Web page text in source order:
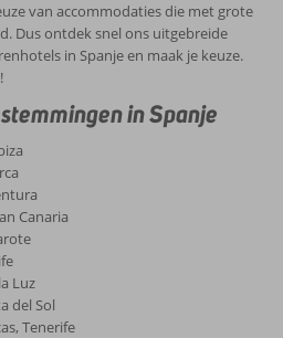
van accommodaties die met grote
Dus ontdek snel ons uitgebreide
in Spanje en maak je keuze.
in Spanje
Canaria
Luz
del Sol
Tenerife